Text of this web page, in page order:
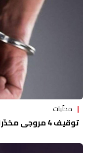
محلّيات
توقيف 4 مروجي مخدّرات.. وهذا ما عُثر عليه بحوزتهم